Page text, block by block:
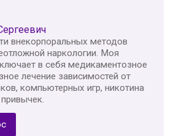
внекорпоральных методов
наркологии. Моя
в себя медикаментозное
лечение зависимостей от
компьютерных игр, никотина